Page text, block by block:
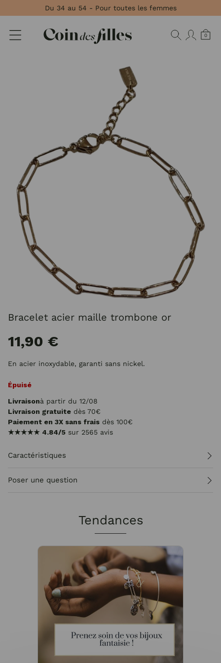
Du 34 au 54 - Pour toutes les femmes
0
Bracelet acier maille trombone or
11,90 €
En acier inoxydable, garanti sans nickel.
Épuisé
Livraisonà partir du 12/08
Livraison gratuite dès 70€
Paiement en 3X sans frais dès 100€
★★★★★ 4.84/5 sur 2565 avis
Caractéristiques
Poser une question
Tendances
Panneau de gestion des cookies